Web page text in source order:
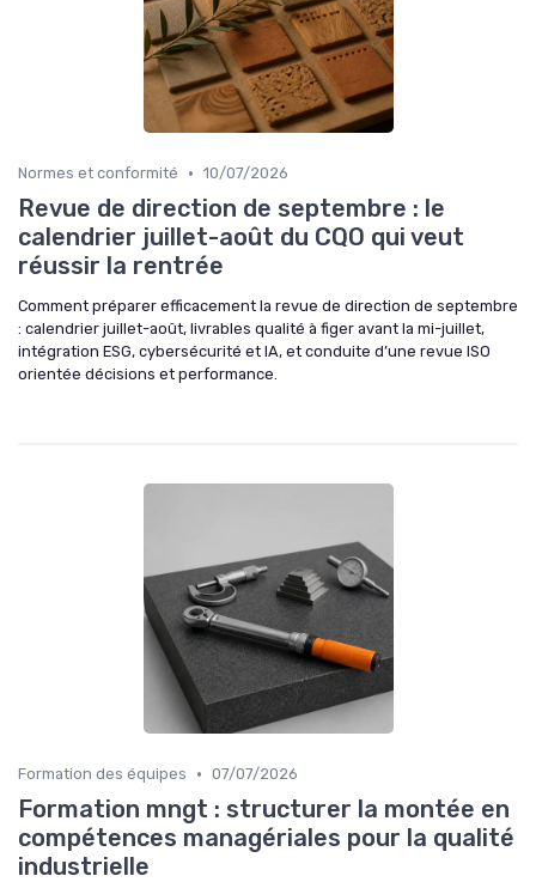
Normes et conformité • 10/07/2026
Revue de direction de septembre : le
calendrier juillet-août du CQO qui veut
réussir la rentrée
Comment préparer efficacement la revue de direction de septembre
: calendrier juillet-août, livrables qualité à figer avant la mi-juillet,
intégration ESG, cybersécurité et IA, et conduite d’une revue ISO
orientée décisions et performance.
Formation des équipes • 07/07/2026
Formation mngt : structurer la montée en
compétences managériales pour la qualité
industrielle